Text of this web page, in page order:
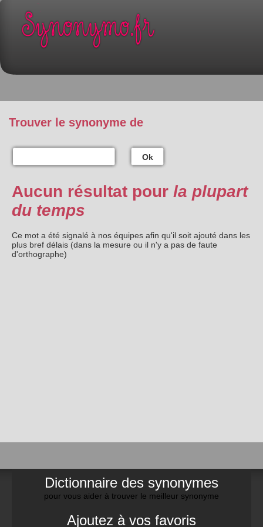
Trouver le synonyme de
Ok
Aucun résultat pour la plupart
du temps
Ce mot a été signalé à nos équipes afin qu'il soit ajouté dans les
plus bref délais (dans la mesure ou il n'y a pas de faute
d'orthographe)
Dictionnaire des synonymes
pour vous aider à trouver le meilleur synonyme
Ajoutez à vos favoris